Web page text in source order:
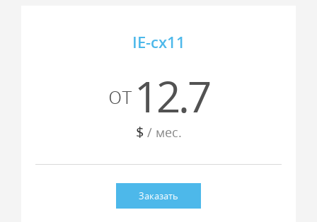
IE-cx11
от 12.7
$ / мес.
Заказать